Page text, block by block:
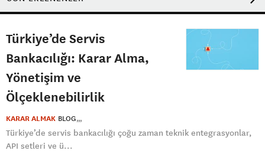
Türkiye’de Servis
Bankacılığı: Karar Alma,
Yönetişim ve
Ölçeklenebilirlik
KARAR ALMAK BLOG
Türkiye’de servis bankacılığı çoğu zaman teknik entegrasyonlar,
API setleri ve ü...